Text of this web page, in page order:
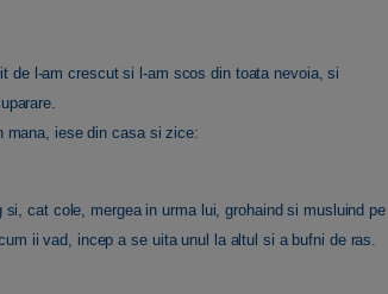
de l-am crescut si l-am scos din toata nevoia, si
mana, iese din casa si zice:
cat cole, mergea in urma lui, grohaind si musluind pe
ii vad, incep a se uita unul la altul si a bufni de ras.